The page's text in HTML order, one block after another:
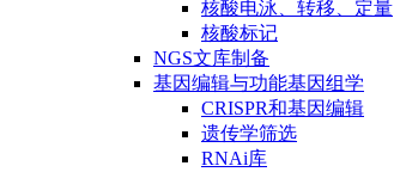
核酸电泳、转移、定量
核酸标记
NGS文库制备
基因编辑与功能基因组学
CRISPR和基因编辑
遗传学筛选
RNAi库